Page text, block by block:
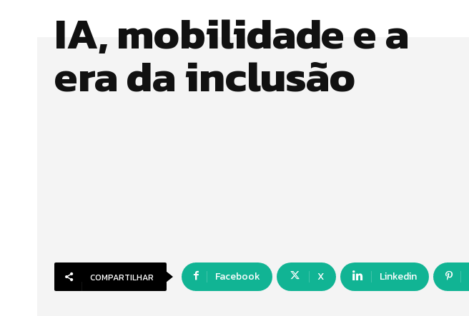
IA, mobilidade e a
era da inclusão
COMPARTILHAR Facebook X Linkedin